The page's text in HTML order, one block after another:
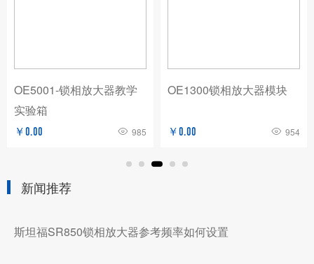
OE5001-锁相放大器教学
实验箱
￥0.00 985
OE1300锁相放大器模块
￥0.00 954
新闻推荐
斯坦福SR850锁相放大器参考频率如何设置